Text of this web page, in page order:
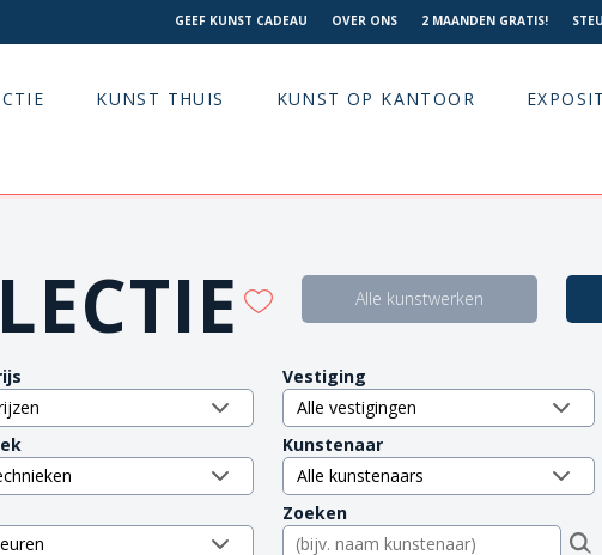
GEEF KUNST CADEAU OVER ONS 2 MAANDEN GRATIS!
KUNST THUIS KUNST OP KANTOOR
Alle kunstwerken
Vestiging
Kunstenaar
Zoeken